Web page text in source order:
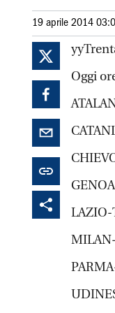
19 aprile 2014
Oggi